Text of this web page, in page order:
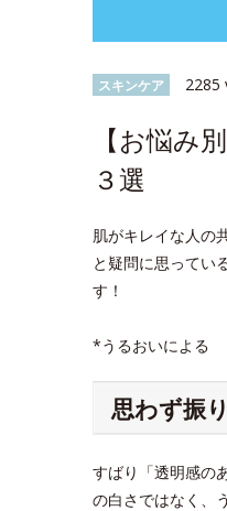
スキンケア 2285
【お悩み
３選
肌がキレイな人の
と疑問に思ってい
す！
*うるおいによる
思わず振
すばり「透明感の
の白さではなく、